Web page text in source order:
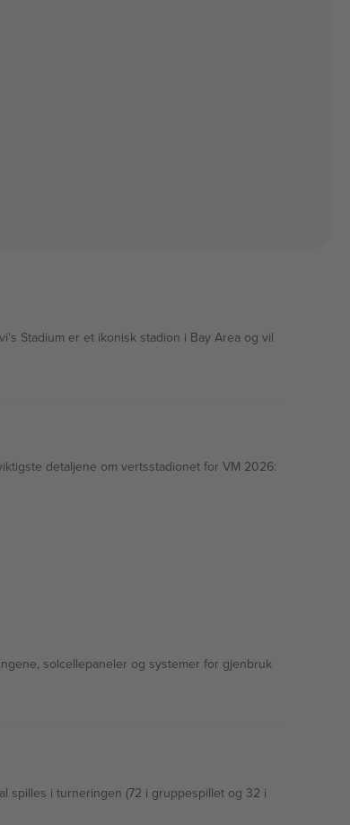
Stadium er et ikonisk stadion i Bay Area og vil
detaljene om vertsstadionet for VM 2026:
solcellepaneler og systemer for gjenbruk
spilles i turneringen (72 i gruppespillet og 32 i